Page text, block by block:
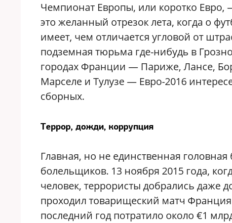
Чемпионат Европы, или коротко Евро,
это желанный отрезок лета, когда о
имеет, чем отличается угловой от
подземная тюрьма где-нибудь в
городах Франции — Париже, Лансе,
Марселе и Тулузе — Евро-2016
сборных.
Террор, дожди, коррупция
Главная, но не единственная
болельщиков. 13 ноября 2015 года,
человек, террористы добрались даже
проходил товарищеский матч
последний год потратило около €1